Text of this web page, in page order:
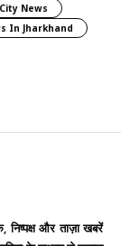
City News
In Jharkhand
निष्पक्ष और ताज़ा खबरें